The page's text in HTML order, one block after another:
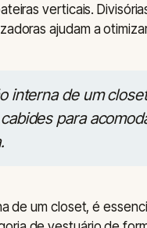
verticais.
ajudam a
interna de um
para
de um closet, é